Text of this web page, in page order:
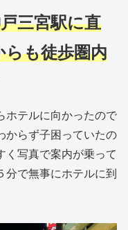
三宮駅に直
らも徒歩圏内
ホテルに向かったので
からず子困っていたの
く写真で案内が乗って
分で無事にホテルに到